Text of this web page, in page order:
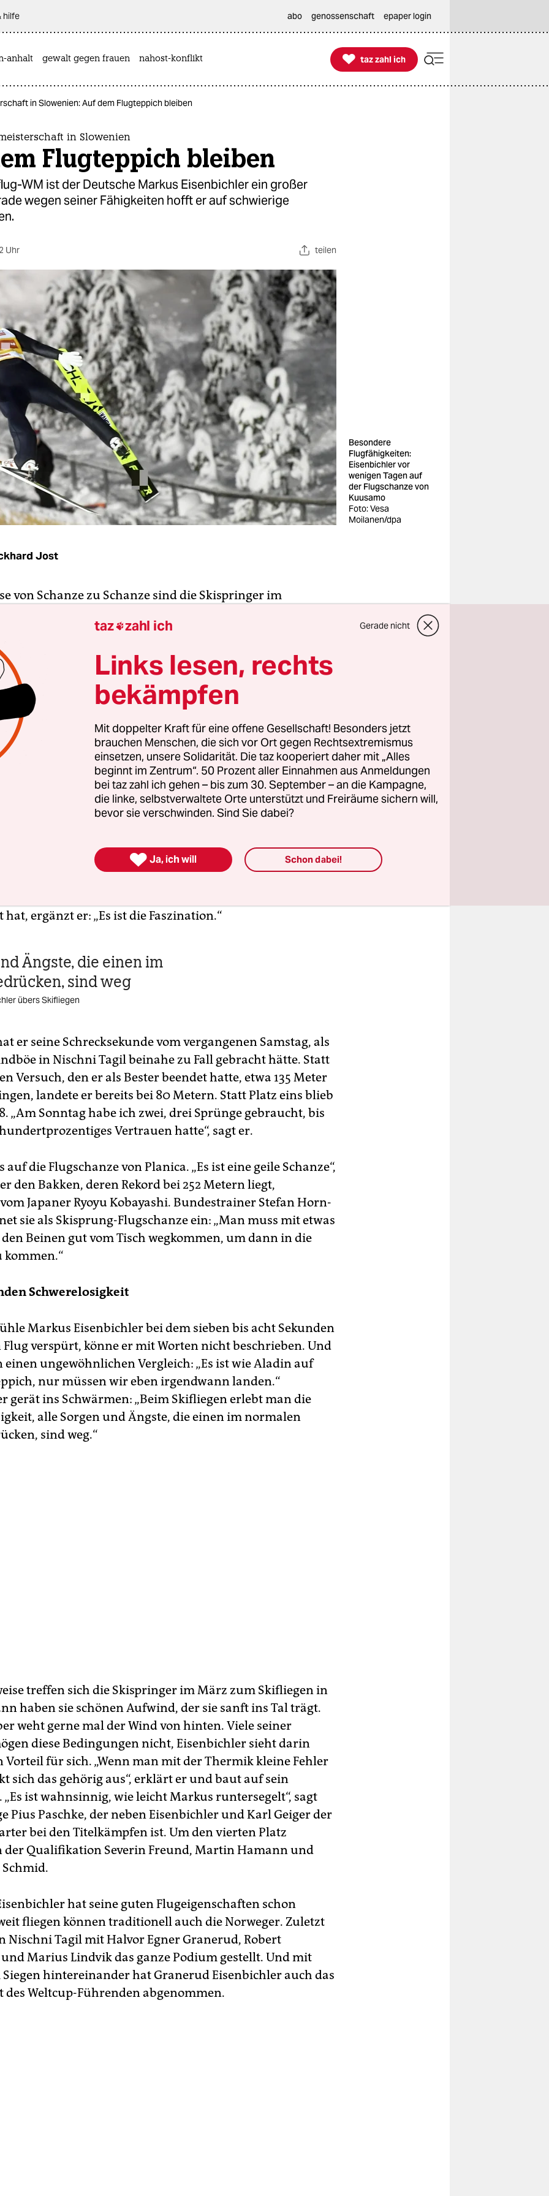
hilfe abo genossenschaft epaper login
anhalt gewalt gegen frauen nahost-konflikt 
taz zahl ich
taz zahl ich
in Slowenien: Auf dem Flugteppich bleiben
in Slowenien
Flugteppich bleiben
WM ist der Deutsche Markus Eisenbichler ein großer
wegen seiner Fähigkeiten hofft er auf schwierige
Uhr teilen
Besondere
Flugfähigkeiten:
Eisenbichler vor
wenigen Tagen auf
der Flugschanze von
Kuusamo
Foto: Vesa
Moilanen/dpa
Jost
von Schanze zu Schanze sind die Skispringer im
mit der Skiflug-Weltmeisterschaft
dieser Saison an. Der große Favorit auf den Titel ist Markus
Denn zum einen hat der 29-jährige Bayer in den fünf
Saison mit zwei Siegen seine gute Form unter Beweis
anderen gilt der dreifache Weltmeister als
Skiflieger. Beim letzten Auftritt beim Saisonfinale
er das riesige Stadion als Sieger. Es war Eisenbichlers
außergewöhnliches Fluggefühl und seine besondere
scheint die Slowenen zu beeindrucken. Im Hotel Alpinea
Vor einem hat sich der Springer platziert, als er
vor den Weltmeisterschaften in der Heimat
hat, ergänzt er: „Es ist die Faszination.“
Ängste, die einen im
sind weg
übers Skifliegen
er seine Schrecksekunde vom vergangenen Samstag, als
in Nischni Tagil beinahe zu Fall gebracht hätte. Statt
Versuch, den er als Bester beendet hatte, etwa 135 Meter
landete er bereits bei 80 Metern. Statt Platz eins blieb
„Am Sonntag habe ich zwei, drei Sprünge gebraucht, bis
Vertrauen hatte“, sagt er.
auf die Flugschanze von Planica. „Es ist eine geile Schanze“,
den Bakken, deren Rekord bei 252 Metern liegt,
Japaner Ryoyu Kobayashi. Bundestrainer Stefan Horn­
sie als Skisprung-Flugschanze ein: „Man muss mit etwas
Beinen gut vom Tisch wegkommen, um dann in die
kommen.“
Schwerelosigkeit
Markus Eisenbichler bei dem sieben bis acht Sekunden
verspürt, könne er mit Worten nicht beschrieben. Und
ungewöhnlichen Vergleich: „Es ist wie Aladin auf
nur müssen wir eben irgendwann landen.“
gerät ins Schwärmen: „Beim Skifliegen erlebt man die
alle Sorgen und Ängste, die einen im normalen
sind weg.“
treffen sich die Skispringer im März zum Skifliegen in
haben sie schönen Aufwind, der sie sanft ins Tal trägt.
weht gerne mal der Wind von hinten. Viele seiner
diese Bedingungen nicht, Eisenbichler sieht darin
Vorteil für sich. „Wenn man mit der Thermik kleine Fehler
sich das gehörig aus“, erklärt er und baut auf sein
ist wahnsinnig, wie leicht Markus runtersegelt“, sagt
Pius Paschke, der neben Eisenbichler und Karl Geiger der
bei den Titelkämpfen ist. Um den vierten Platz
der Qualifikation Severin Freund, Martin Hamann und
hat seine guten Flugeigenschaften schon
fliegen können traditionell auch die Norweger. Zuletzt
Nischni Tagil mit Halvor Egner Granerud, Robert
Marius Lindvik das ganze Podium gestellt. Und mit
Siegen hintereinander hat Granerud Eisenbichler auch das
des Weltcup-Führenden abgenommen.
taz zahl ich Gerade nicht
Links lesen, rechts
bekämpfen
Mit doppelter Kraft für eine offene Gesellschaft! Besonders jetzt
brauchen Menschen, die sich vor Ort gegen Rechtsextremismus
einsetzen, unsere Solidarität. Die taz kooperiert daher mit „Alles
beginnt im Zentrum“. 50 Prozent aller Einnahmen aus Anmeldungen
bei taz zahl ich gehen – bis zum 30. September – an die Kampagne,
die linke, selbstverwaltete Orte unterstützt und Freiräume sichern will,
bevor sie verschwinden. Sind Sie dabei?
 Ja, ich will Schon dabei!